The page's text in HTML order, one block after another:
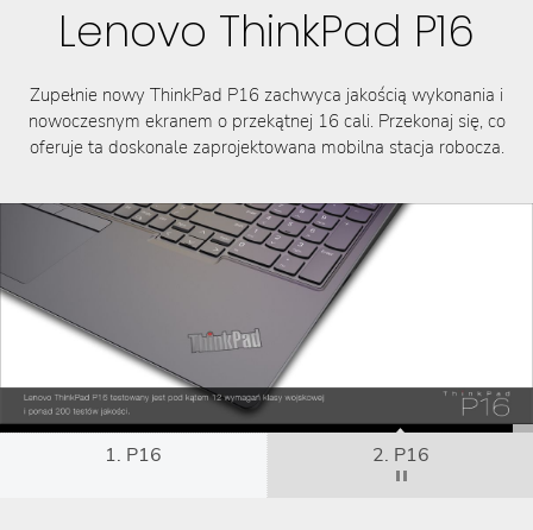
Lenovo ThinkPad P16
Zupełnie nowy ThinkPad P16 zachwyca jakością wykonania i
nowoczesnym ekranem o przekątnej 16 cali. Przekonaj się, co
oferuje ta doskonale zaprojektowana mobilna stacja robocza.
1. P16 2. P16